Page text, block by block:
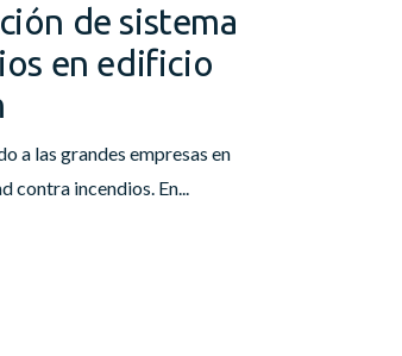
de sistema
en edificio
a las grandes empresas en
contra incendios. En...